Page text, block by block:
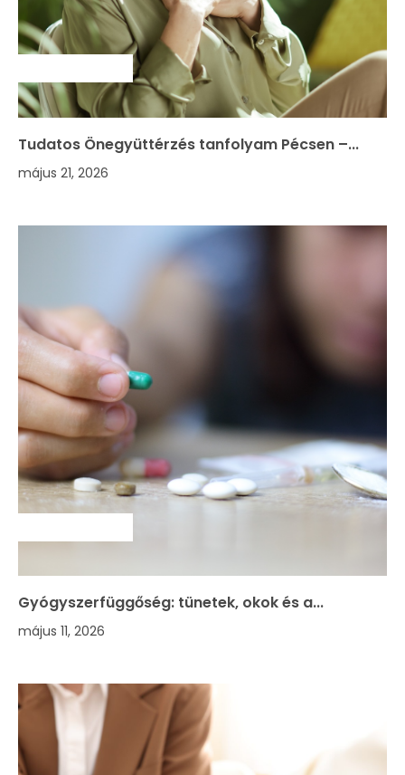
Tudatos Önegyüttérzés tanfolyam Pécsen –...
május 21, 2026
Gyógyszerfüggőség: tünetek, okok és a...
május 11, 2026